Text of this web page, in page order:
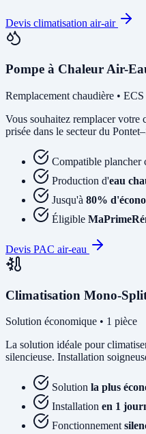
Devis climatisation air-air
Pompe à Chaleur Air-
Remplacement chaudière •
Vous souhaitez remplacer votre
prisée dans le secteur du
Compatible plancher
Production d'eau
Jusqu'à 80%
Éligible
Devis PAC air-eau
Climatisation Mono-
Solution économique • 1 pièce
La solution idéale pour
silencieuse. Installation
Solution la plus
Installation en 1
Fonctionnement